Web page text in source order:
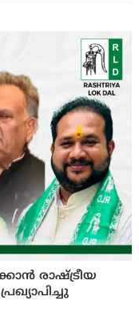
രാഷ്ട്രീയ